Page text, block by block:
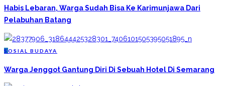
Habis Lebaran, Warga Sudah Bisa Ke Karimunjawa Dari
Pelabuhan Batang
S OSIAL BUDAYA
Warga Jenggot Gantung Diri Di Sebuah Hotel Di Semarang